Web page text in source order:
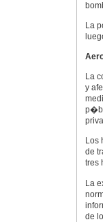
La
La
y
Los
de
tres
La
de